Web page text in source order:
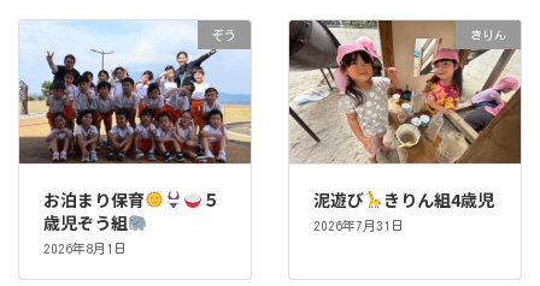
ぞう
お泊まり保育
５
歳児ぞう組
2026年8月1日
きりん
泥遊び きりん組4歳児
2026年7月31日